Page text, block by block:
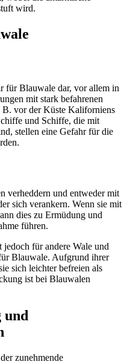
wird.
für Blauwale dar, vor allem in
mit stark befahrenen
B. vor der Küste Kaliforniens
und Schiffe, die mit
stellen eine Gefahr für die
verheddern und entweder mit
sich verankern. Wenn sie mit
dies zu Ermüdung und
führen.
jedoch für andere Wale und
Blauwale. Aufgrund ihrer
sich leichter befreien als
ist bei Blauwalen
und
zunehmende